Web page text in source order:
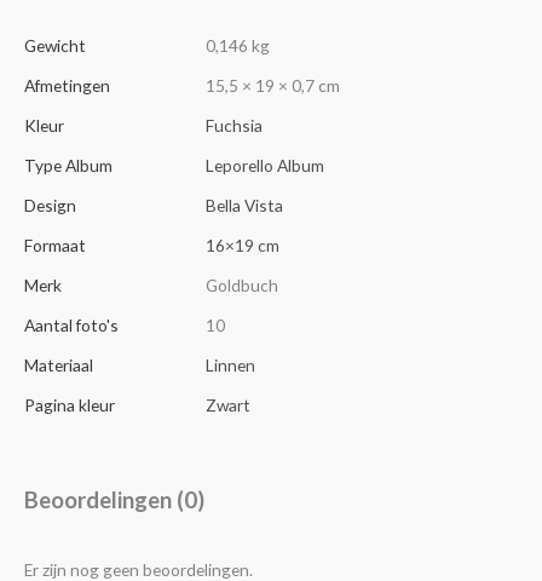
Gewicht
0,146 kg
Afmetingen
15,5 × 19 × 0,7 cm
Kleur
Fuchsia
Type Album
Leporello Album
Design
Bella Vista
Formaat
16×19 cm
Merk
Goldbuch
Aantal foto's
10
Materiaal
Linnen
Pagina kleur
Zwart
Beoordelingen (0)
Er zijn nog geen beoordelingen.